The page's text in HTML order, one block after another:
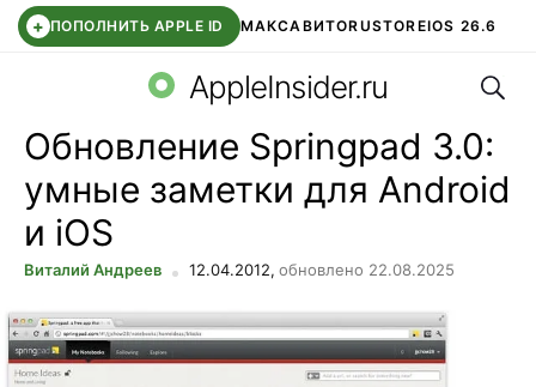
+ ПОПОЛНИТЬ APPLE ID МАКСАВИТОRUSTOREIOS 26.6
СБЕР КИДС ВТБ ОНЛАЙН ЧАТ В ROBLOX
AppleInsider.ru
Обновление Springpad 3.0:
умные заметки для Android
и iOS
Виталий Андреев 12.04.2012, обновлено 22.08.2025